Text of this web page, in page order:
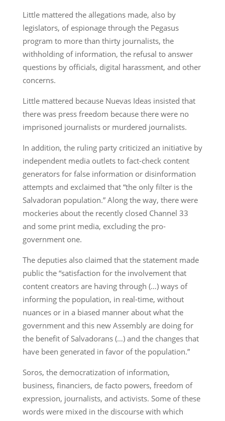
Little mattered the allegations made, also by
legislators, of espionage through the Pegasus
program to more than thirty journalists, the
withholding of information, the refusal to answer
questions by officials, digital harassment, and other
concerns.
Little mattered because Nuevas Ideas insisted that
there was press freedom because there were no
imprisoned journalists or murdered journalists.
In addition, the ruling party criticized an initiative by
independent media outlets to fact-check content
generators for false information or disinformation
attempts and exclaimed that “the only filter is the
Salvadoran population.” Along the way, there were
mockeries about the recently closed Channel 33
and some print media, excluding the pro-
government one.
The deputies also claimed that the statement made
public the “satisfaction for the involvement that
content creators are having through (…) ways of
informing the population, in real-time, without
nuances or in a biased manner about what the
government and this new Assembly are doing for
the benefit of Salvadorans (…) and the changes that
have been generated in favor of the population.”
Soros, the democratization of information,
business, financiers, de facto powers, freedom of
expression, journalists, and activists. Some of these
words were mixed in the discourse with which